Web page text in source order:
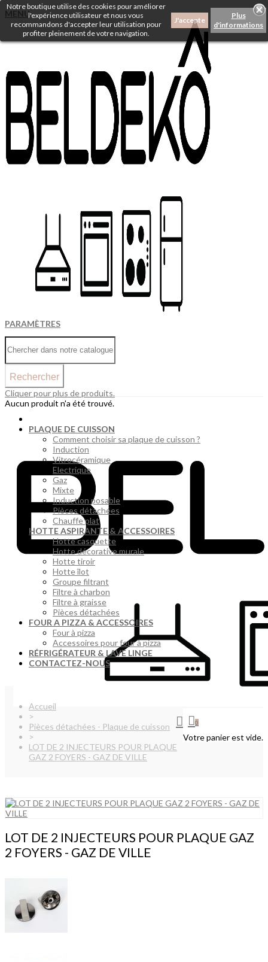
MENU
PARAMÈTRES
Rechercher
Cliquer pour plus de produits.
Aucun produit n'a été trouvé.
0
Votre panier est vide.
Notre boutique utilise des cookies pour améliorer
l'expérience utilisateur et nous vous
recommandons d'accepter leur utilisation pour
profiter pleinement de votre navigation.
J'accepte
Plus
d'informations
PLAQUE DE CUISSON
Comment choisir sa plaque de cuisson ?
Induction
Vitrocéramique
Electrique
Gaz
Mixte
Induction posable
Pièces détachées
Chauffe plat
HOTTE ASPIRANTE & ACCESSOIRES
Hotte casquette
Hotte décorative murale
Hotte tiroir
Hotte îlot
Groupe filtrant
Filtre à charbon
Filtre à graisse
Pièces détachées
FOUR A PIZZA & ACCESSOIRES
Four à pizza
Accessoires pour four à pizza
RÉFRIGÉRATEUR & LAVE LINGE
CONTACTEZ-NOUS
Accueil
>
Pièces détachées - Plaque de cuisson
>
LOT DE 2 INJECTEURS POUR PLAQUE
GAZ 2 FOYERS - GAZ DE VILLE
LOT DE 2 INJECTEURS POUR PLAQUE GAZ
2 FOYERS - GAZ DE VILLE